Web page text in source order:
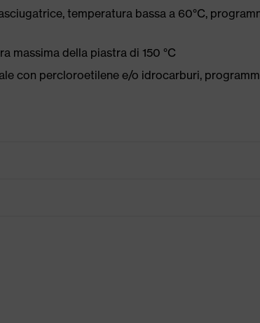
temperatura bassa a 60°C,
massima della piastra di 150 °C
con percloroetilene e/o idrocarburi,